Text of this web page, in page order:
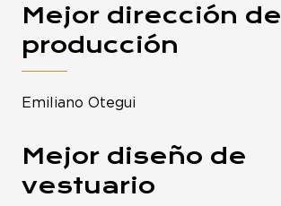
Mejor dirección de
producción
Emiliano Otegui
Mejor diseño de
vestuario